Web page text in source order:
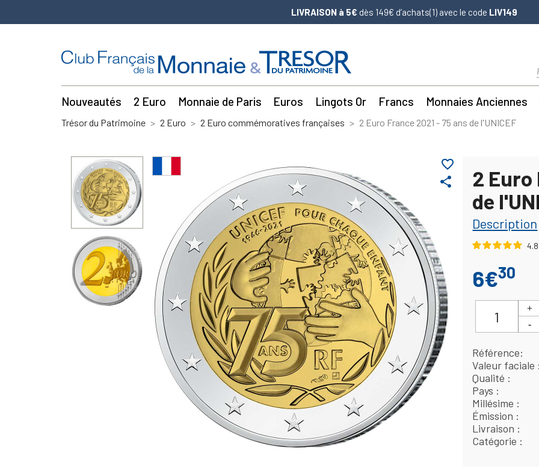
LIVRAISON à 5€ dès 149€ d’achats(1) avec le code LIV149
Nouveautés 2 Euro Monnaie de Paris Euros Lingots Or Francs Monnaies Anciennes
Trésor du Patrimoine 2 Euro 2 Euro commémoratives françaises 2 Euro France 2021 - 75 ans de l'UNICEF
share
favorite_border
2 Euro
de
Description
4.8
6€30
Référence
Valeur faciale
Qualité
Pays
Millésime
Émission
Livraison
Catégorie